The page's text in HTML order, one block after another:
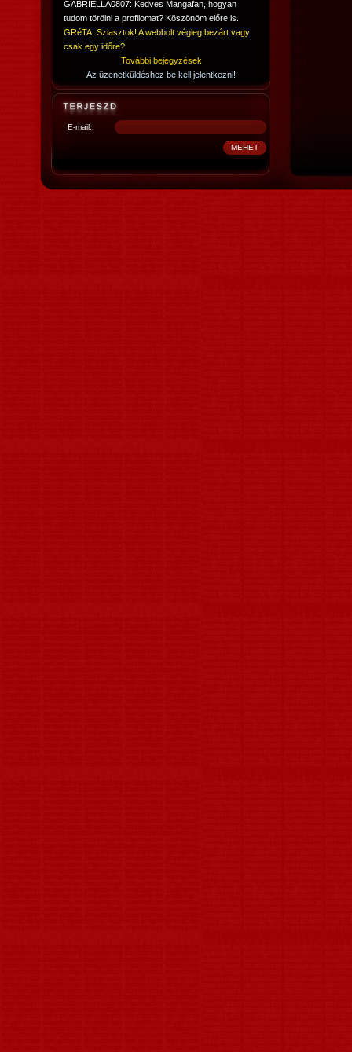
GABRIELLA0807: Kedves Mangafan, hogyan
tudom törölni a profilomat? Köszönöm előre is.
GRéTA: Sziasztok! A webbolt végleg bezárt vagy
csak egy időre?
További bejegyzések
Az üzenetküldéshez be kell jelentkezni!
E-mail: